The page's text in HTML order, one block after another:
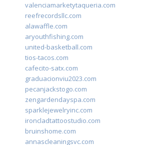
valenciamarketytaqueria.com
reefrecordsllc.com
alawaffle.com
aryouthfishing.com
united-basketball.com
tios-tacos.com
cafecito-satx.com
graduacionviu2023.com
pecanjackstogo.com
zengardendayspa.com
sparklejewelryinc.com
ironcladtattoostudio.com
bruinshome.com
annascleaningsvc.com